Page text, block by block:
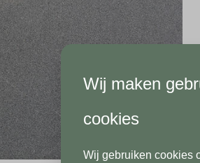
Wij maken
cookies
Wij gebruiken cookies